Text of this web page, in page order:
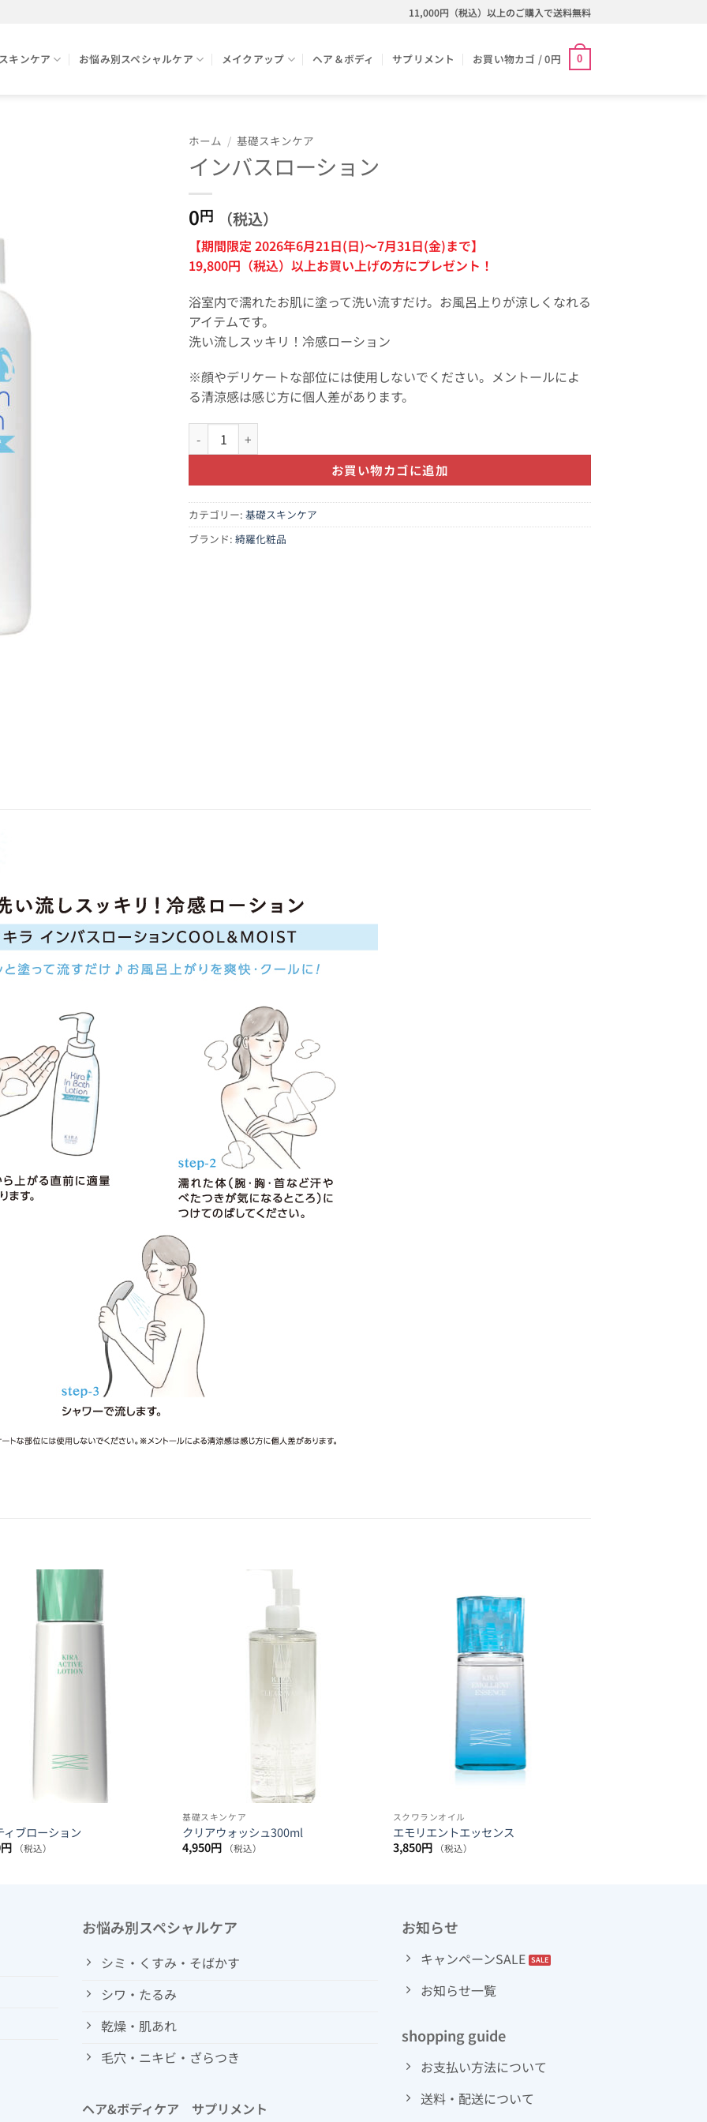
11,000円（税込）以上のご購入で送料無料
キンケア お悩み別スペシャルケア メイクアップ ヘア＆ボディ サプリメント お買い物カゴ /0円 0
ホーム / 基礎スキンケア
インバスローション
0円 （税込）
【期間限定 2026年6月21日(日)～7月31日(金)まで】
19,800円（税込）以上お買い上げの方にプレゼント！
浴室内で濡れたお肌に塗って洗い流すだけ。お風呂上りが涼しくなれる
アイテムです。
洗い流しスッキリ！冷感ローション
※顔やデリケートな部位には使用しないでください。メントールによ
る清涼感は感じ方に個人差があります。
インバスローション個
お買い物カゴに追加
カテゴリー: 基礎スキンケア
ブランド: 綺羅化粧品
ィブローション
円 （税込）
基礎スキンケア
クリアウォッシュ300ml
4,950円 （税込）
スクワランオイル
エモリエントエッセンス
3,850円 （税込）
お悩み別スペシャルケア
シミ・くすみ・そばかす
シワ・たるみ
乾燥・肌あれ
毛穴・ニキビ・ざらつき
ヘア&ボディケア サプリメント
お知らせ
キャンペーンSALE
お知らせ一覧
shopping guide
お支払い方法について
送料・配送について